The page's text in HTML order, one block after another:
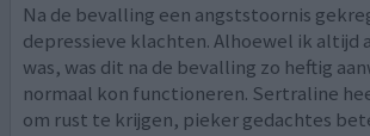
Na de bevalling een angststoornis
depressieve klachten. Alhoewel ik altijd
was, was dit na de bevalling zo heftig
normaal kon functioneren. Sertraline
om rust te krijgen, pieker gedachtes